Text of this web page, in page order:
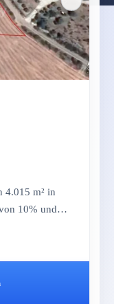
4.015 m² in
10% und